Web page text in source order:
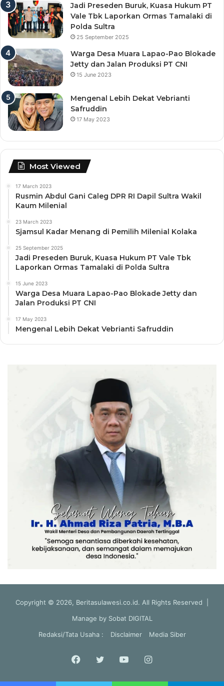
Jadi Preseden Buruk, Kuasa Hukum PT
Vale Tbk Laporkan Ormas Tamalaki di
Polda Sultra
25 September 2025
Warga Desa Muara Lapao-Pao Blokade
Jetty dan Jalan Produksi PT CNI
15 June 2023
Mengenal Lebih Dekat Vebrianti
Safruddin
17 May 2023
Most Viewed
17 March 2023
Rusmin Abdul Gani Caleg DPR RI Dapil Sultra Wakil
Kaum Milenial
23 March 2023
Sjamsul Kadar Menang di Pemilih Milenial Kolaka
25 September 2025
Jadi Preseden Buruk, Kuasa Hukum PT Vale Tbk
Laporkan Ormas Tamalaki di Polda Sultra
15 June 2023
Warga Desa Muara Lapao-Pao Blokade Jetty dan
Jalan Produksi PT CNI
17 May 2023
Mengenal Lebih Dekat Vebrianti Safruddin
Copyright © 2026, Beritasulawesi.co.id. All Rights Reserved |
Manage by Sobat DIGITAL
Redaksi/Tata Usaha :
Disclaimer Media Siber
Facebook
Twitter YouTubeInstagram